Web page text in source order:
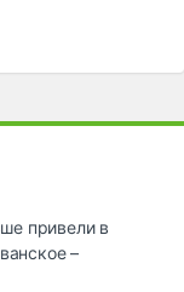
привели в
–